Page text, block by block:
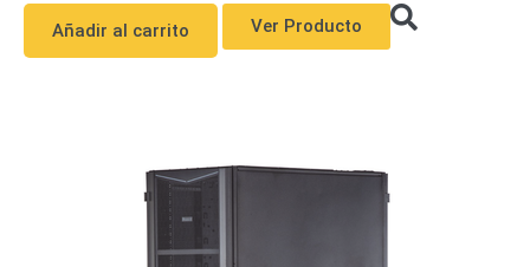
Añadir al carrito Ver Producto